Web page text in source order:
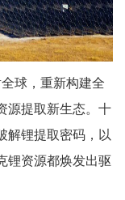
球，重新构建全
源提取新生态。十
解锂提取密码，以
锂资源都焕发出驱